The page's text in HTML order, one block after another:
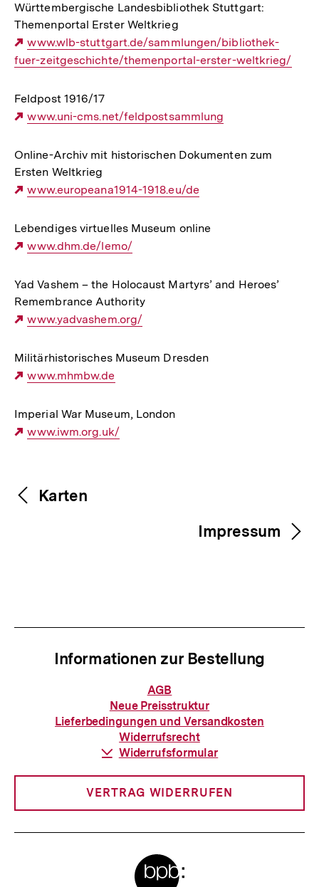
Württembergische Landesbibliothek Stuttgart:
Themenportal Erster Weltkrieg
Externer
Link:
www.wlb-stuttgart.de/sammlungen/bibliothek-
fuer-zeitgeschichte/themenportal-erster-weltkrieg/
Feldpost 1916/17
Externer
www.uni-cms.net/feldpostsammlung
Online-Archiv mit historischen Dokumenten zum
Ersten Weltkrieg
Externer
www.europeana1914-1918.eu/de
Lebendiges virtuelles Museum online
Externer
www.dhm.de/lemo/
Yad Vashem – the Holocaust Martyrs’ and Heroes’
Remembrance Authority
Externer
www.yadvashem.org/
Militärhistorisches Museum Dresden
Externer
www.mhmbw.de
Imperial War Museum, London
Externer
www.iwm.org.uk/
Inhaltsnavigation
Inhaltsnavigation
Karten
Impressum
Informationen zur Bestellung
Informationen
zur
Bestellung
AGB
Neue Preisstruktur
Lieferbedingungen und Versandkosten
Widerrufsrecht
Download-
Widerrufsformular
VERTRAG WIDERRUFEN